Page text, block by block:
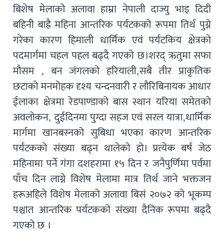
बिशेष मेलाको अलावा हाम्रा नेपाली दाज्यु भाइ दिदी
बहिनी बाह्रै महिना आन्तरिक पर्यटकको रूपमा तिर्थ पुग्ने
गरेका कारण हिमाली धार्मिक एवं पर्यटकिय क्षेत्रको
पदमार्गमा चहल पहल बढ्दै गएको छ।शरद् ऋतुमा सफा
मौसम , बन जंगलको हरियाली,सबै तीर प्राकृतिक
छटाको मनमोहक दृश्य चन्दनवारी र लौरिबिनायक आधार
ईलाका क्षेत्रमा रेडपाण्डाको बास स्थान यरिया समेतको
अवलोकन, दुईदिनमा पुग्दा सहज एवं सरल यात्रा,धार्मिक
मार्गमा खानबस्नको सुबिधा भएका कारण आन्तरिक
पर्यटकको संख्या बढ्न थालेको हो। प्रत्येक बर्ष जेठ
महिनामा पर्ने गंगा दशहरामा १५ दिन र जनैपुर्णिमा पर्वमा
पाँच दिन लाग्ने विशेष मेलामा मात्र तिर्थ जाने भक्तजन
हरूअहिले विशेष मेलाको अलावा बिसं २०७२ को भूकम्प
पश्चात आन्तरिक पर्यटकको संख्या दैनिक रूपमा बढ्दै
गएको छ ।